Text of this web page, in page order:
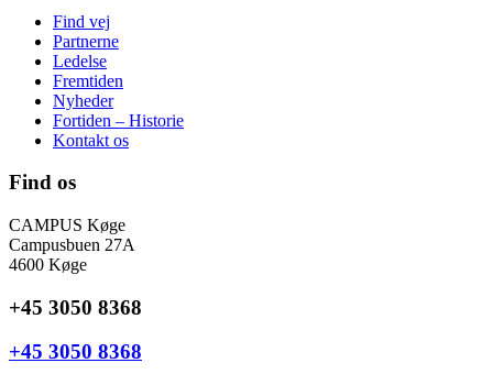
Find vej
Partnerne
Ledelse
Fremtiden
Nyheder
Fortiden – Historie
Kontakt os
Find os
CAMPUS Køge
Campusbuen 27A
4600 Køge
+45 3050 8368
+45 3050 8368